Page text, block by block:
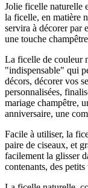
Jolie ficelle naturelle
la ficelle, en matière
servira à décorer par
une touche
La ficelle de couleur
"indispensable" qui
décors, décorer vos
personnalisées,
mariage champêtre,
anniversaire, une
Facile à utiliser, la
paire de ciseaux, et
facilement la glisser
contenants, des